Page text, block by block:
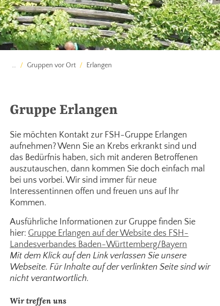
… Gruppen vor Ort Erlangen
Gruppe Erlangen
Sie möchten Kontakt zur FSH-Gruppe Erlangen
aufnehmen? Wenn Sie an Krebs erkrankt sind und
das Bedürfnis haben, sich mit anderen Betroffenen
auszutauschen, dann kommen Sie doch einfach mal
bei uns vorbei. Wir sind immer für neue
Interessentinnen offen und freuen uns auf Ihr
Kommen.
Ausführliche Informationen zur Gruppe finden Sie
hier: Gruppe Erlangen auf der Website des FSH-
Landesverbandes Baden-Württemberg/Bayern
Mit dem Klick auf den Link verlassen Sie unsere
Webseite. Für Inhalte auf der verlinkten Seite sind wir
nicht verantwortlich.
Wir treffen uns